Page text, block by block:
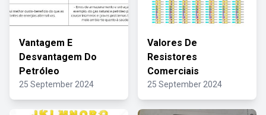
Vantagem E
Desvantagem Do
Petróleo
25 September 2024
Valores De
Resistores
Comerciais
25 September 2024